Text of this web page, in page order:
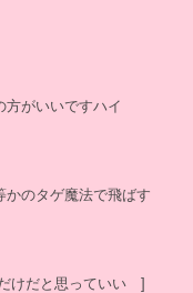
方がいいですハイ
かのタゲ魔法で飛ばす
けだと思っていい ]